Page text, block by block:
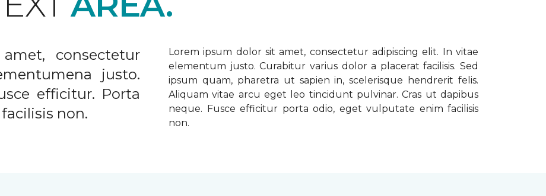
consectetur
justo.
efficitur. Porta
non.
Lorem ipsum dolor sit amet, consectetur adipiscing elit. In vitae
elementum justo. Curabitur varius dolor a placerat facilisis. Sed
ipsum quam, pharetra ut sapien in, scelerisque hendrerit felis.
Aliquam vitae arcu eget leo tincidunt pulvinar. Cras ut dapibus
neque. Fusce efficitur porta odio, eget vulputate enim facilisis
non.